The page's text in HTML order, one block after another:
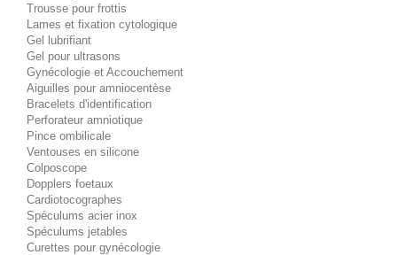
Trousse pour frottis
Lames et fixation cytologique
Gel lubrifiant
Gel pour ultrasons
Gynécologie et Accouchement
Aiguilles pour amniocentèse
Bracelets d'identification
Perforateur amniotique
Pince ombilicale
Ventouses en silicone
Colposcope
Dopplers foetaux
Cardiotocographes
Spéculums acier inox
Spéculums jetables
Curettes pour gynécologie